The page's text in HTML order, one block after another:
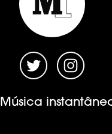
Música